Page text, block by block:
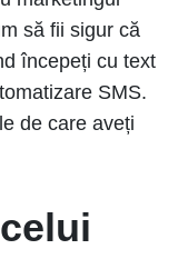
să fii sigur că
începeți cu text
SMS.
de care aveți